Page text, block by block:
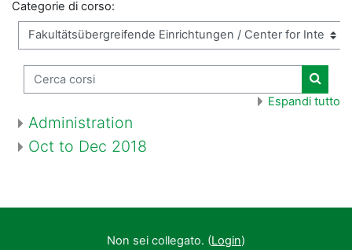
Categorie di corso:
Cerca corsi
Cerca
Espandi tutto
Administration
Oct to Dec 2018
Non sei collegato. (Login)